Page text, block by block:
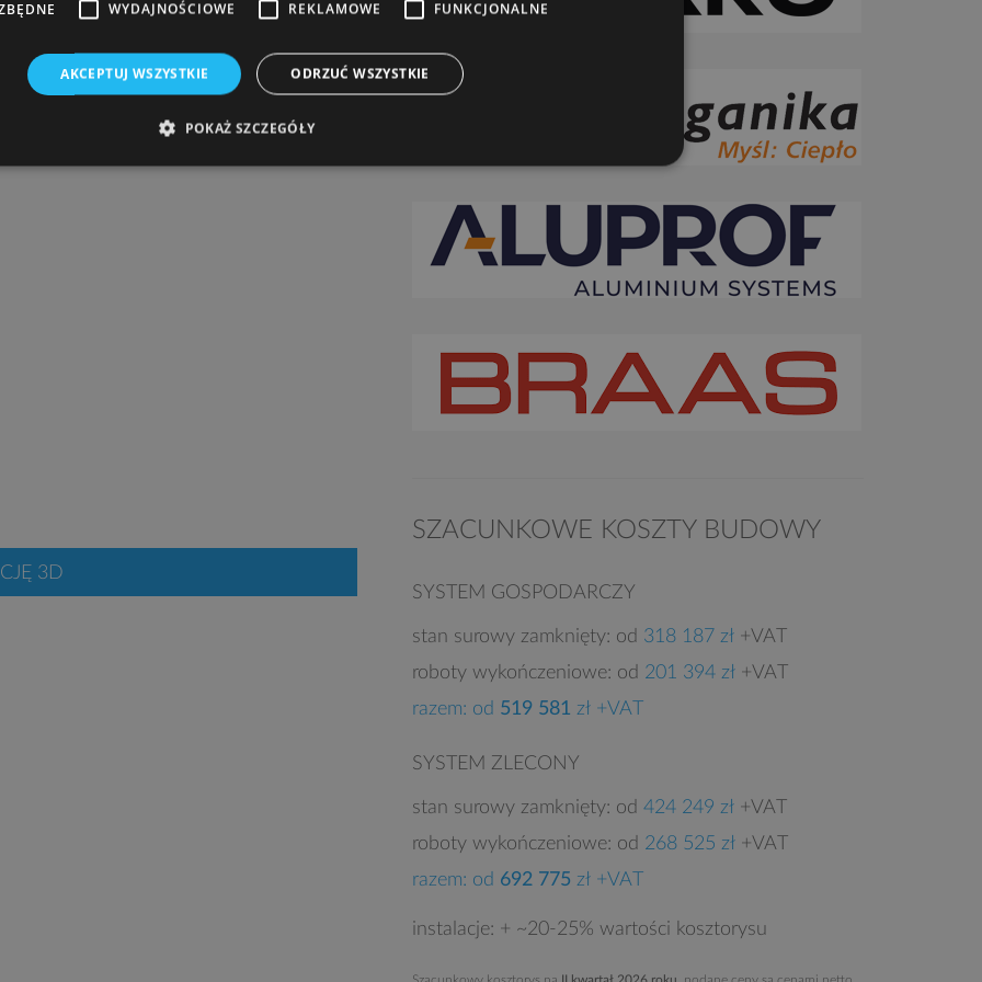
3D
SZACUNKOWE KOSZTY BUDOWY
SYSTEM GOSPODARCZY
stan surowy zamknięty: od 318 187 zł +VAT
roboty wykończeniowe: od 201 394 zł +VAT
razem: od 519 581 zł +VAT
SYSTEM ZLECONY
stan surowy zamknięty: od 424 249 zł +VAT
roboty wykończeniowe: od 268 525 zł +VAT
razem: od 692 775 zł +VAT
instalacje: + ~20-25% wartości kosztorysu
WYDAJNOŚCIOWE REKLAMOWE FUNKCJONALNE
AKCEPTUJ WSZYSTKIE ODRZUĆ WSZYSTKIE
POKAŻ SZCZEGÓŁY